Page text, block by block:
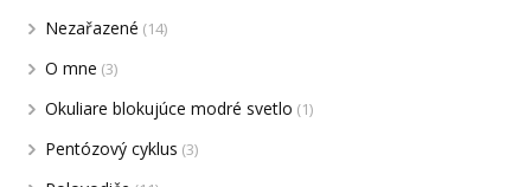
Nezařazené (14)
O mne (3)
Okuliare blokujúce modré svetlo (1)
Pentózový cyklus (3)